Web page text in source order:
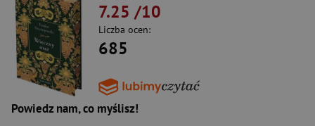
7.25 /10
Liczba ocen:
685
Powiedz nam, co myślisz!